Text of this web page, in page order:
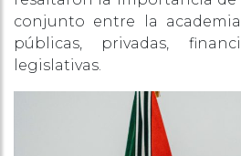
conjunto entre la
públicas, privadas,
legislativas.